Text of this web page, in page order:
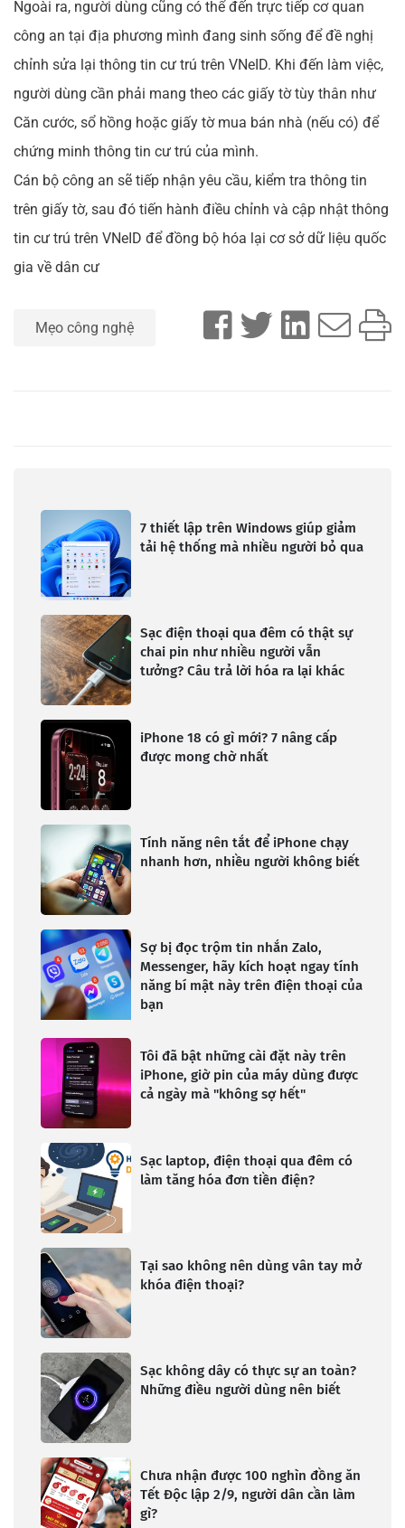
Ngoài ra, người dùng cũng có thể đến trực tiếp cơ quan
công an tại địa phương mình đang sinh sống để đề nghị
chỉnh sửa lại thông tin cư trú trên VNeID. Khi đến làm việc,
người dùng cần phải mang theo các giấy tờ tùy thân như
Căn cước, sổ hồng hoặc giấy tờ mua bán nhà (nếu có) để
chứng minh thông tin cư trú của mình.
Cán bộ công an sẽ tiếp nhận yêu cầu, kiểm tra thông tin
trên giấy tờ, sau đó tiến hành điều chỉnh và cập nhật thông
tin cư trú trên VNeID để đồng bộ hóa lại cơ sở dữ liệu quốc
gia về dân cư
Mẹo công nghệ
7 thiết lập trên Windows giúp giảm
tải hệ thống mà nhiều người bỏ qua
Sạc điện thoại qua đêm có thật sự
chai pin như nhiều người vẫn
tưởng? Câu trả lời hóa ra lại khác
iPhone 18 có gì mới? 7 nâng cấp
được mong chờ nhất
Tính năng nên tắt để iPhone chạy
nhanh hơn, nhiều người không biết
Sợ bị đọc trộm tin nhắn Zalo,
Messenger, hãy kích hoạt ngay tính
năng bí mật này trên điện thoại của
bạn
Tôi đã bật những cài đặt này trên
iPhone, giờ pin của máy dùng được
cả ngày mà "không sợ hết"
Sạc laptop, điện thoại qua đêm có
làm tăng hóa đơn tiền điện?
Tại sao không nên dùng vân tay mở
khóa điện thoại?
Sạc không dây có thực sự an toàn?
Những điều người dùng nên biết
Chưa nhận được 100 nghìn đồng ăn
Tết Độc lập 2/9, người dân cần làm
gì?